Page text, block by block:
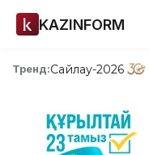
KAZINFORM
Тренд:Сайлау-2026